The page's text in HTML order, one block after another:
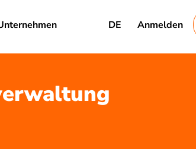
DE Anmelden